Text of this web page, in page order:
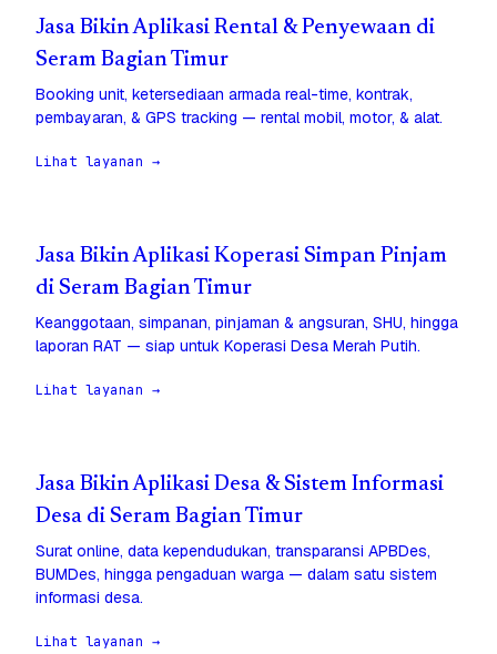
Jasa Bikin Aplikasi Rental & Penyewaan di
Seram Bagian Timur
Booking unit, ketersediaan armada real-time, kontrak,
pembayaran, & GPS tracking — rental mobil, motor, & alat.
Lihat layanan →
Jasa Bikin Aplikasi Koperasi Simpan Pinjam
di Seram Bagian Timur
Keanggotaan, simpanan, pinjaman & angsuran, SHU, hingga
laporan RAT — siap untuk Koperasi Desa Merah Putih.
Lihat layanan →
Jasa Bikin Aplikasi Desa & Sistem Informasi
Desa di Seram Bagian Timur
Surat online, data kependudukan, transparansi APBDes,
BUMDes, hingga pengaduan warga — dalam satu sistem
informasi desa.
Lihat layanan →